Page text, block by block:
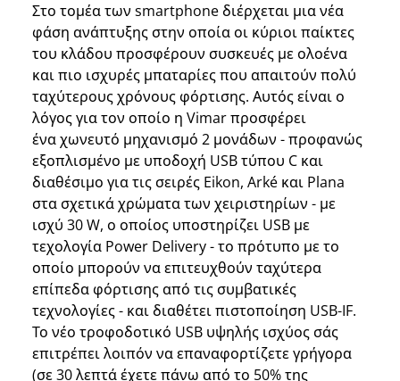
Στο τομέα των smartphone διέρχεται μια νέα
φάση ανάπτυξης στην οποία οι κύριοι παίκτες
του κλάδου προσφέρουν συσκευές με ολοένα
και πιο ισχυρές μπαταρίες που απαιτούν πολύ
ταχύτερους χρόνους φόρτισης. Αυτός είναι ο
λόγος για τον οποίο η Vimar προσφέρει
ένα χωνευτό μηχανισμό 2 μονάδων - προφανώς
εξοπλισμένο με υποδοχή USB τύπου C και
διαθέσιμο για τις σειρές Eikon, Arké και Plana
στα σχετικά χρώματα των χειριστηρίων - με
ισχύ 30 W, ο οποίος υποστηρίζει USB με
τεχολογία Power Delivery - το πρότυπο με το
οποίο μπορούν να επιτευχθούν ταχύτερα
επίπεδα φόρτισης από τις συμβατικές
τεχνολογίες - και διαθέτει πιστοποίηση USB-IF.
Το νέο τροφοδοτικό USB υψηλής ισχύος σάς
επιτρέπει λοιπόν να επαναφορτίζετε γρήγορα
(σε 30 λεπτά έχετε πάνω από το 50% της